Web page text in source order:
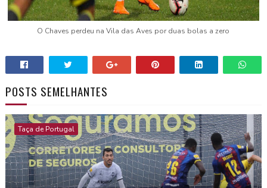
O Chaves perdeu na Vila das Aves por duas bolas a zero
POSTS SEMELHANTES
Taça de Portugal